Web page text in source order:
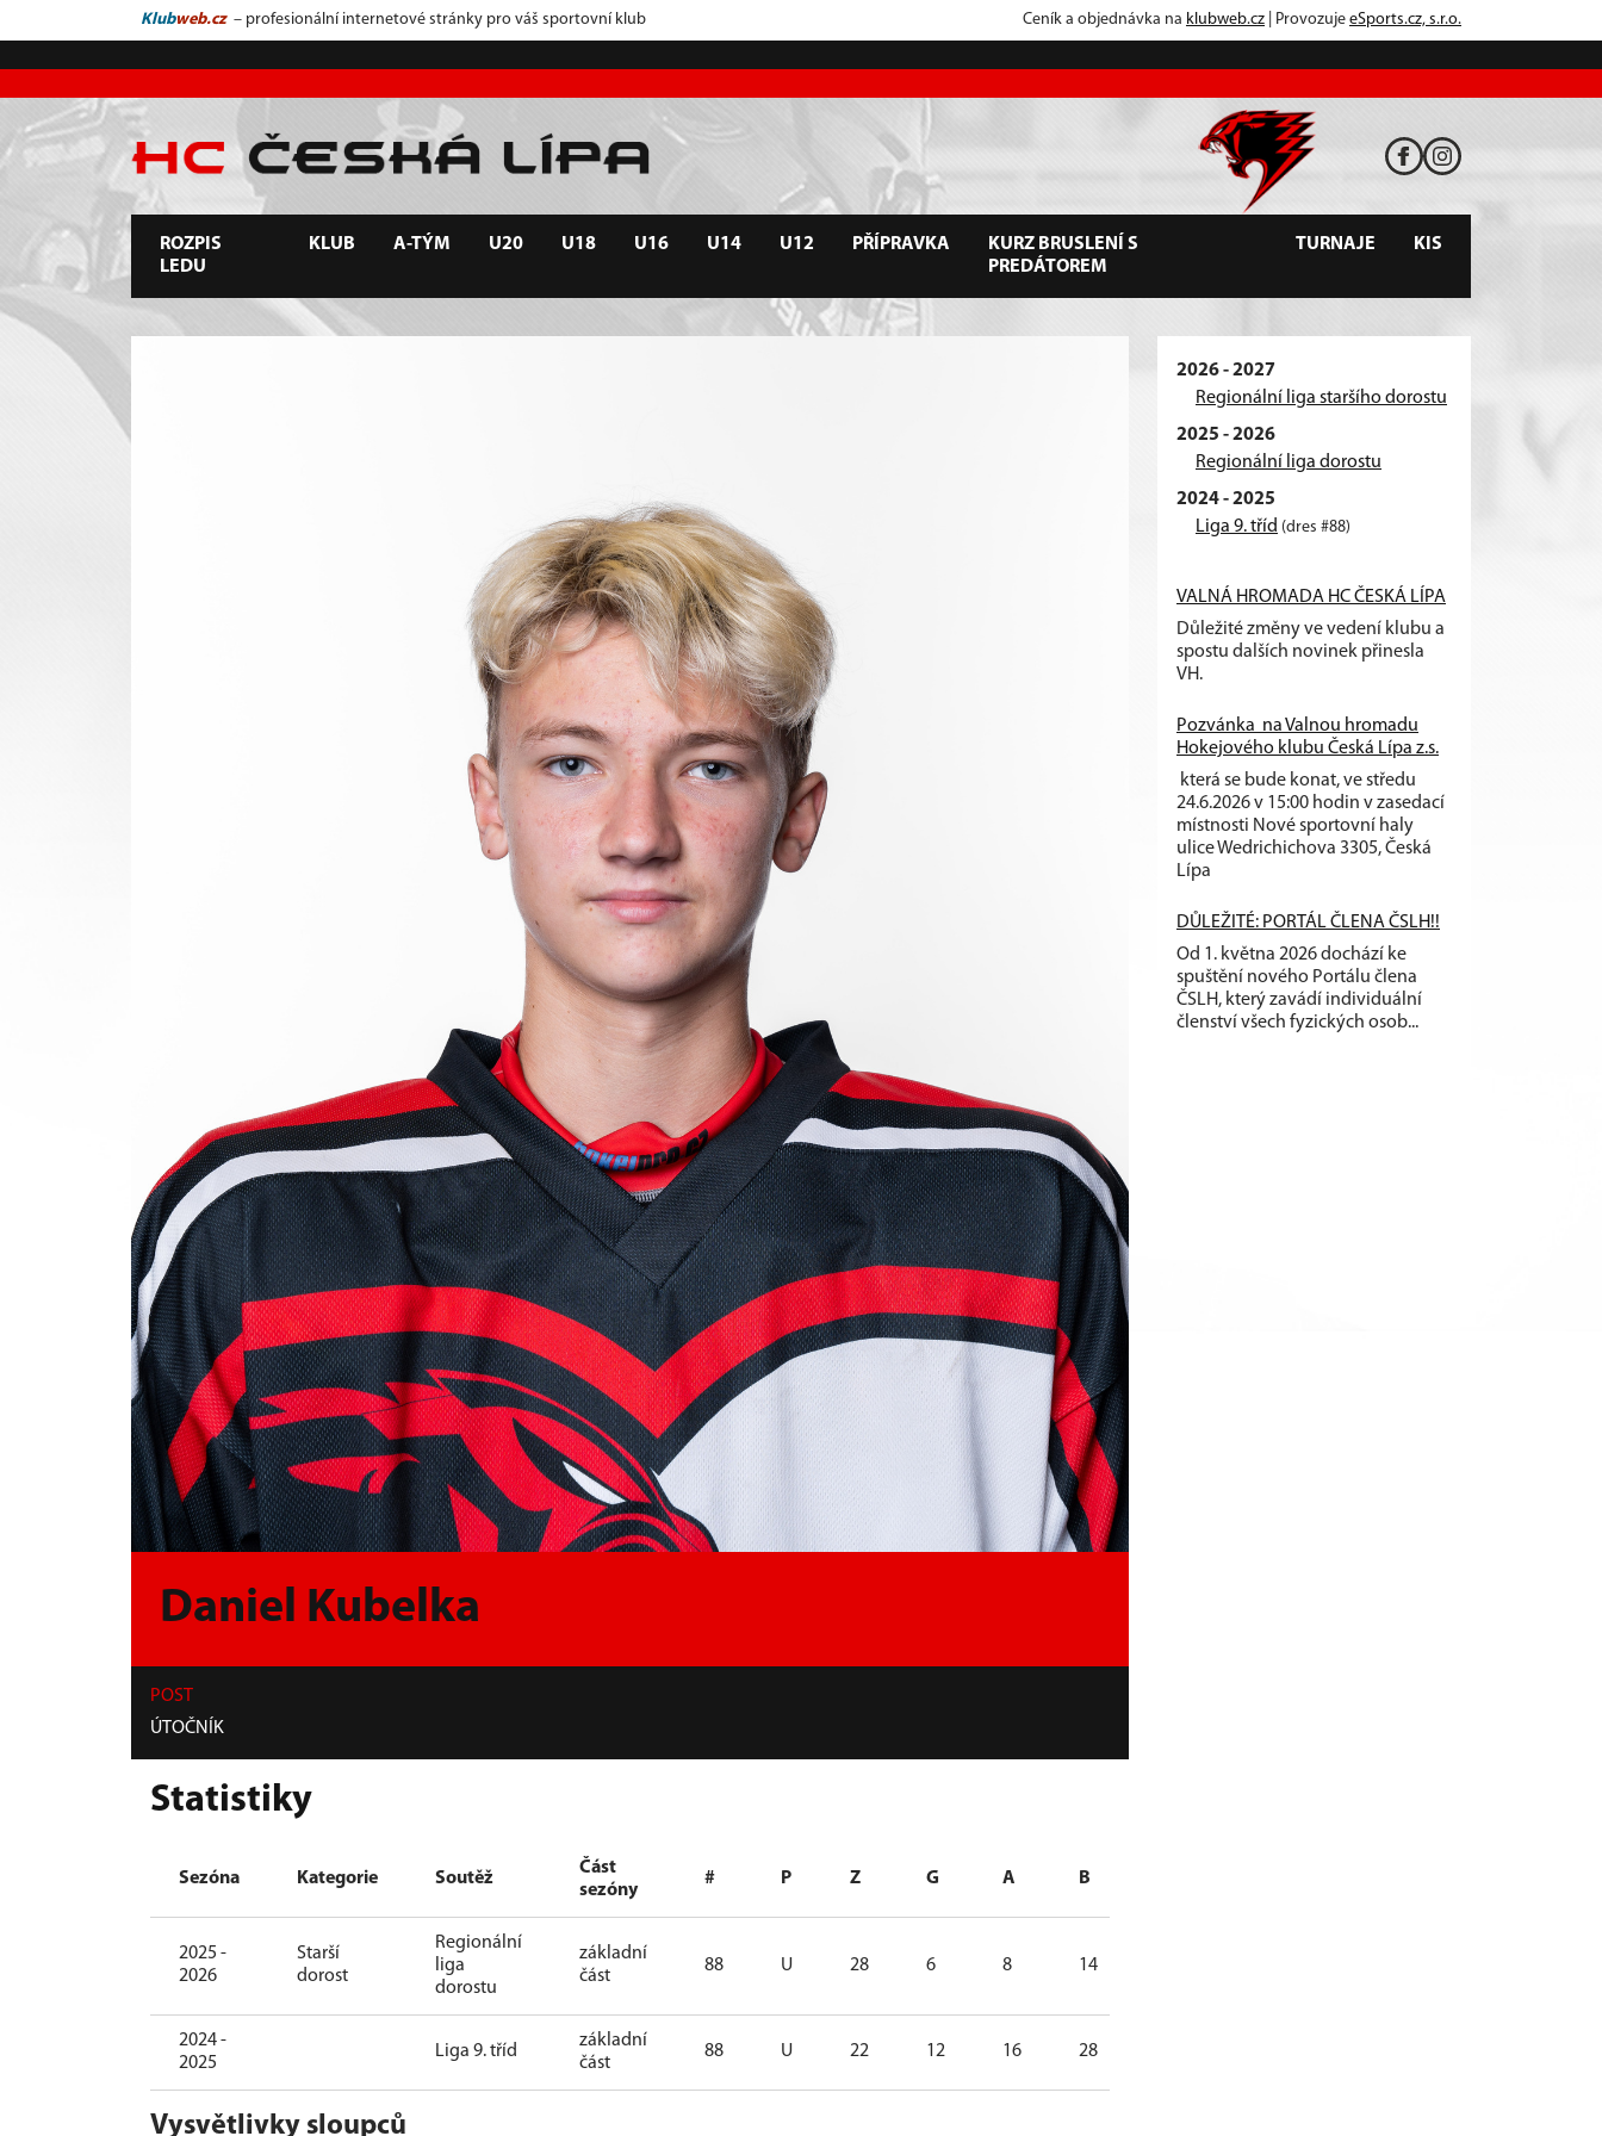
Klubweb.cz – profesionální internetové stránky pro váš sportovní klub Ceník a objednávka na klubweb.cz | Provozuje eSports.cz, s.r.o.
ROZPIS
LEDU
KLUB A-TÝM U20 U18 U16 U14 U12 PŘÍPRAVKA
KURZ BRUSLENÍ S
PREDÁTOREM
TURNAJE KIS
Daniel Kubelka
POST
ÚTOČNÍK
Statistiky
Sezóna Kategorie Soutěž
Část
sezóny
# P Z G A B
2025 -
2026
Starší
dorost
Regionální
liga
dorostu
základní
část
88 U 28 6 8 14
2024 -
2025
Liga 9. tříd
základní
část
88 U 22 12 16 28
Vysvětlivky sloupců
2026 - 2027
Regionální liga staršího dorostu
2025 - 2026
Regionální liga dorostu
2024 - 2025
Liga 9. tříd (dres #88)
VALNÁ HROMADA HC ČESKÁ LÍPA
Důležité změny ve vedení klubu a
spostu dalších novinek přinesla
VH.
Pozvánka na Valnou hromadu
Hokejového klubu Česká Lípa z.s.
která se bude konat, ve středu
24.6.2026 v 15:00 hodin v zasedací
místnosti Nové sportovní haly
ulice Wedrichichova 3305, Česká
Lípa
DŮLEŽITÉ: PORTÁL ČLENA ČSLH!!
Od 1. května 2026 dochází ke
spuštění nového Portálu člena
ČSLH, který zavádí individuální
členství všech fyzických osob...